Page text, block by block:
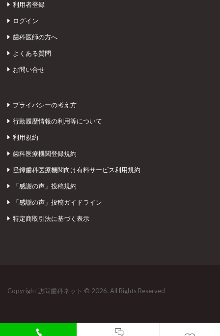
利用者登録
ログイン
歯科医師の方へ
よくある質問
お問い合せ
プライバシーの考え方
行動履歴情報の利用等について
利用規約
歯科医療機関登録規約
登録歯科医療機関向け有料サービス利用規約
「感謝の声」投稿規約
「感謝の声」投稿ガイドライン
特定商取引法に基づく表示
Copyright 訪問歯科ネット © 2026. All Rights Reserved